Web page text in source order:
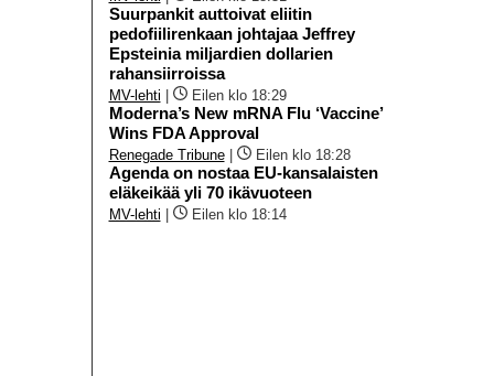
Suurpankit auttoivat eliitin
pedofiilirenkaan johtajaa Jeffrey
Epsteinia miljardien dollarien
rahansiirroissa
MV-lehti Eilen klo 18:29
Moderna’s New mRNA Flu ‘Vaccine’
Wins FDA Approval
Renegade Tribune| Eilen klo 18:28
Agenda on nostaa EU-kansalaisten
eläkeikää yli 70 ikävuoteen
MV-lehti Eilen klo 18:14